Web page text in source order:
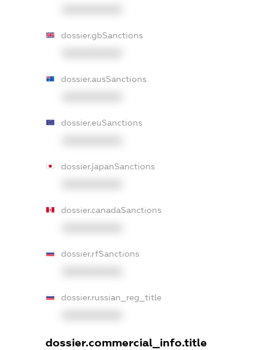
dossier.gbSanctions
dossier.ausSanctions
dossier.euSanctions
dossier.japanSanctions
dossier.canadaSanctions
dossier.rfSanctions
dossier.russian_reg_title
dossier.commercial_info.title